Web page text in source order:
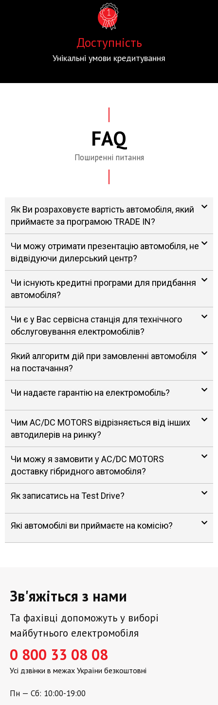
Доступність
Унікальні умови кредитування
FAQ
Поширенні питання
Як Ви розраховуєте вартість автомобіля, який
приймаєте за програмою TRADE IN?
Чи можу отримати презентацію автомобіля, не
відвідуючи дилерський центр?
Чи існують кредитні програми для придбання
автомобіля?
Чи є у Вас сервісна станція для технічного
обслуговування електромобілів?
Який алгоритм дій при замовленні автомобіля
на постачання?
Чи надаєте гарантію на електромобіль?
Чим AC/DC MOTORS відрізняється від інших
автодилерів на ринку?
Чи можу я замовити у AC/DC MOTORS
доставку гібридного автомобіля?
Як записатись на Test Drive?
Які автомобілі ви приймаєте на комісію?
Зв'яжіться з нами
Та фахівці допоможуть у виборі
майбутнього електромобіля
0 800 33 08 08
Усі дзвінки в межах України безкоштовні
Пн — Сб: 10:00-19:00